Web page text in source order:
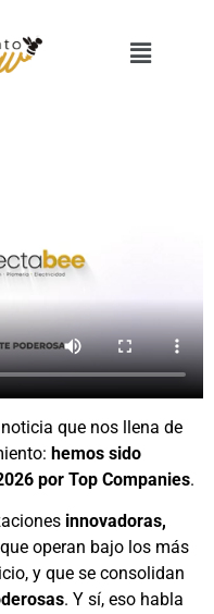
que nos llena de
hemos sido
por Top Companies.
innovadoras,
operan bajo los más
y que se consolidan
. Y sí, eso habla